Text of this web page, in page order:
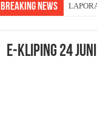
Breaking News
E-Kliping 24